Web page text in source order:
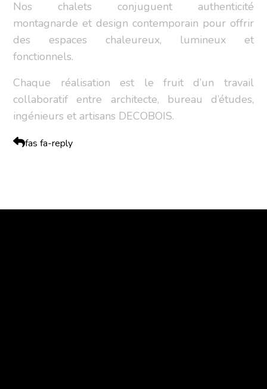
Nos chalets conjuguent authenticité
montagnarde et design contemporain pour offrir
des espaces chaleureux, lumineux et
fonctionnels.
Chaque réalisation est le fruit d’un travail
collaboratif entre architecte, bureau d’études,
ingénieurs et artisans DECOBOIS.
fas fa-reply